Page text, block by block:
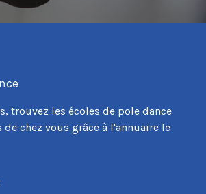
trouvez les écoles de pole dance
chez vous grâce à l'annuaire le